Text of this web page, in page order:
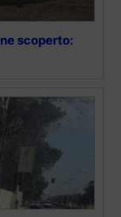
scoperto: